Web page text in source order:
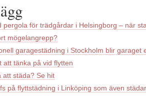
pergola för trädgårdar i Helsingborg – när
mögelangrepp?
garagestädning i Stockholm blir garaget
att tänka på vid flytten
att städa? Se hit
på flyttstädning i Linköping som även